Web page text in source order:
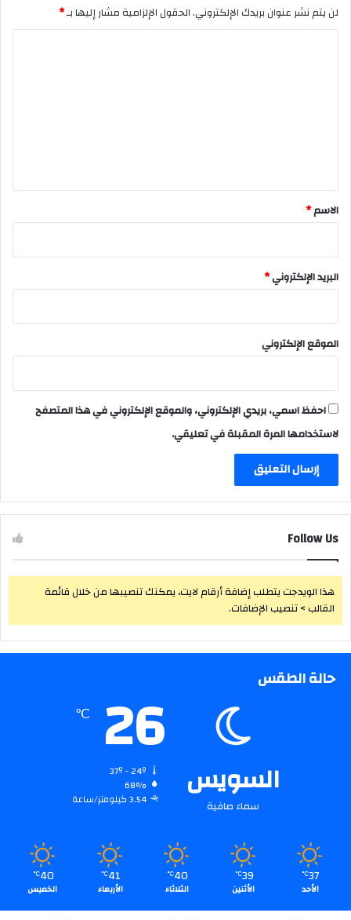
لن يتم نشر عنوان بريدك الإلكتروني.الحقول الإلزامية مشار إليها بـ*
*
الاسم*
البريد الإلكتروني*
الموقع الإلكتروني
احفظ اسمي، بريدي الإلكتروني، والموقع الإلكتروني في هذا المتصفح
لاستخدامها المرة المقبلة في تعليقي.
Follow Us
هذا الويدجت يتطلب إضافة أرقام لايت، يمكنك تنصيبها من خلال قائمة
القالب > تنصيب الإضافات.
حالة الطقس
السويس
سماء صافية
26
℃
68%
3.54 كيلومتر/ساعة
37
℃
الأحد
39
℃
الأثنين
40
℃
الثلاثاء
41
℃
الأربعاء
40
℃
الخميس